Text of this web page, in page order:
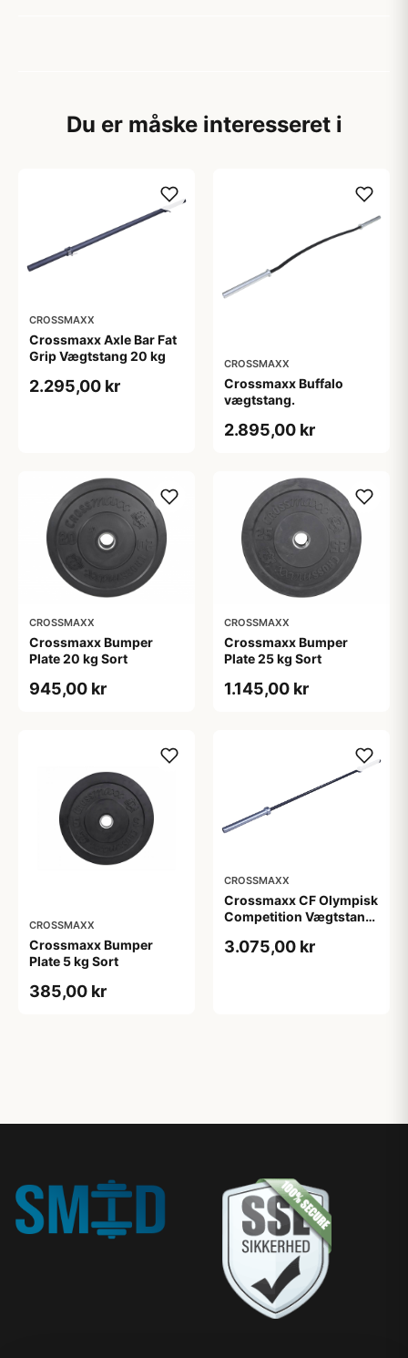
Du er måske interesseret i
CROSSMAXX
Crossmaxx Axle Bar Fat
Grip Vægtstang 20 kg
2.295,00 kr
CROSSMAXX
Crossmaxx Buffalo
vægtstang.
2.895,00 kr
CROSSMAXX
Crossmaxx Bumper
Plate 20 kg Sort
945,00 kr
CROSSMAXX
Crossmaxx Bumper
Plate 25 kg Sort
1.145,00 kr
CROSSMAXX
Crossmaxx Bumper
Plate 5 kg Sort
385,00 kr
CROSSMAXX
Crossmaxx CF Olympisk
Competition Vægtstang
3.075,00 kr